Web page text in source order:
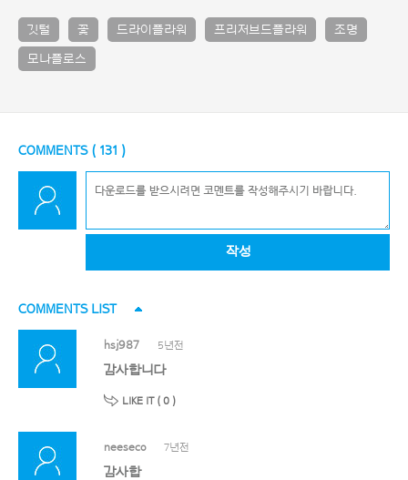
깃털 꽃 드라이플라워 프리저브드플라워 조명
모나플로스
COMMENTS ( 131 )
작성
COMMENTS LIST
hsj987 5년전
감사합니다
LIKE IT ( 0 )
neeseco 7년전
감사합